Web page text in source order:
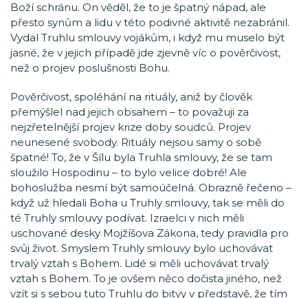
Boží schránu. On věděl, že to je špatný nápad, ale
přesto synům a lidu v této podivné aktivitě nezabránil.
Vydal Truhlu smlouvy vojákům, i když mu muselo být
jasné, že v jejich případě jde zjevně víc o pověrčivost,
než o projev poslušnosti Bohu.
Pověrčivost, spoléhání na rituály, aniž by člověk
přemýšlel nad jejich obsahem – to považuji za
nejzřetelnější projev krize doby soudců. Projev
neunesené svobody. Rituály nejsou samy o sobě
špatné! To, že v Šílu byla Truhla smlouvy, že se tam
sloužilo Hospodinu – to bylo velice dobré! Ale
bohoslužba nesmí být samoúčelná. Obrazně řečeno –
když už hledali Boha u Truhly smlouvy, tak se měli do
té Truhly smlouvy podívat. Izraelci v nich měli
uschované desky Mojžíšova Zákona, tedy pravidla pro
svůj život. Smyslem Truhly smlouvy bylo uchovávat
trvalý vztah s Bohem. Lidé si měli uchovávat trvalý
vztah s Bohem. To je ovšem něco dočista jiného, než
vzít si s sebou tuto Truhlu do bitvy v představě, že tím